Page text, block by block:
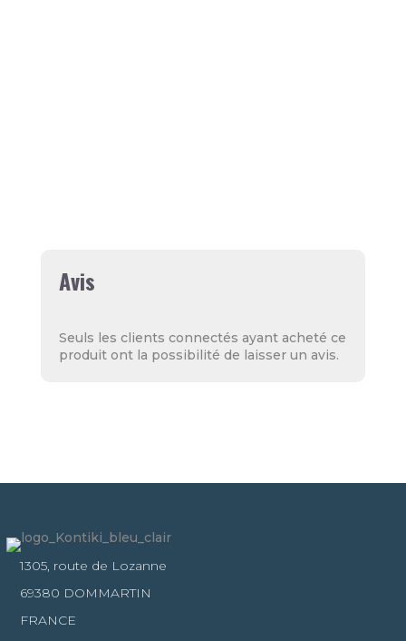
Avis
Seuls les clients connectés ayant acheté ce
produit ont la possibilité de laisser un avis.
1305, route de Lozanne
69380 DOMMARTIN
FRANCE